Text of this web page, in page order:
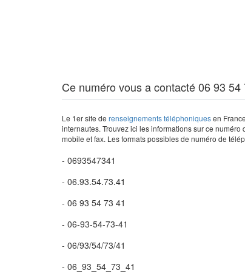
Ce numéro vous a contacté 06 93 54
Le 1er site de renseignements téléphoniquesen
internautes. Trouvez ici les informations sur ce
mobile et fax. Les formats possibles de numéro de
- 0693547341
- 06.93.54.73.41
- 06 93 54 73 41
- 06-93-54-73-41
- 06/93/54/73/41
- 06_93_54_73_41